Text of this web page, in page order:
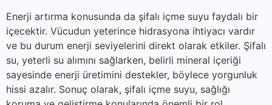
Enerji artırma konusunda da şifalı içme suyu faydalı bir
içecektir. Vücudun yeterince hidrasyona ihtiyacı vardır
ve bu durum enerji seviyelerini direkt olarak etkiler. Şifalı
su, yeterli su alımını sağlarken, belirli mineral içeriği
sayesinde enerji üretimini destekler, böylece yorgunluk
hissi azalır. Sonuç olarak, şifalı içme suyu, sağlığı